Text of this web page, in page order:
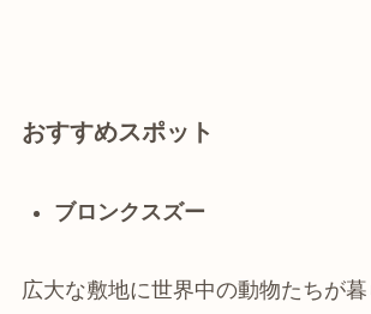
おすすめスポット
ブロンクスズー
広大な敷地に世界中の動物たちが